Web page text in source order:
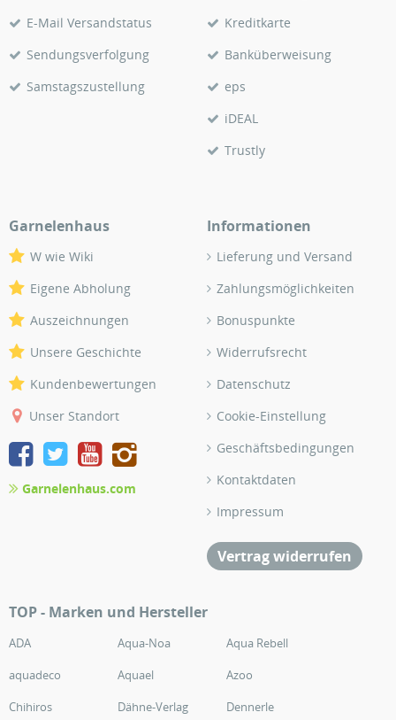
E-Mail Versandstatus
Sendungsverfolgung
Samstagszustellung
Kreditkarte
Banküberweisung
eps
iDEAL
Trustly
Garnelenhaus
W wie Wiki
Eigene Abholung
Auszeichnungen
Unsere Geschichte
Kundenbewertungen
Unser Standort
Garnelenhaus.com
Informationen
Lieferung und Versand
Zahlungsmöglichkeiten
Bonuspunkte
Widerrufsrecht
Datenschutz
Cookie-Einstellung
Geschäftsbedingungen
Kontaktdaten
Impressum
Vertrag widerrufen
TOP - Marken und Hersteller
ADA Aqua-Noa
Aqua Rebell
aquadeco
Aquael
Azoo
Chihiros
Dähne-Verlag
Dennerle